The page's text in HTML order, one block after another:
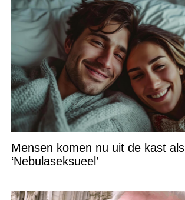
Mensen komen nu uit de kast als
‘Nebulaseksueel’